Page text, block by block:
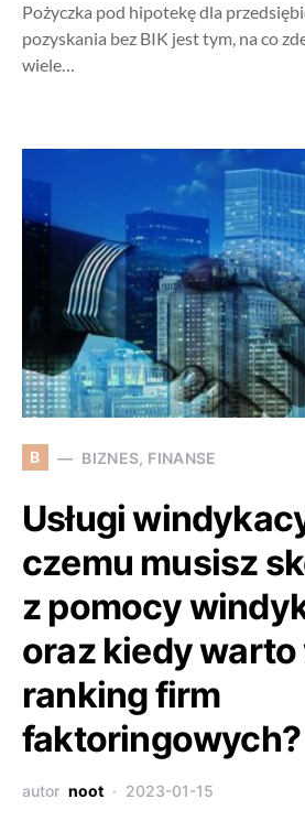
Pożyczka pod hipotekę dla
pozyskania bez BIK jest tym, na co
wiele…
B BIZNES, FINANSE
Usługi
czemu musisz
z pomocy
oraz kiedy
ranking firm
faktoringowych?
autor noot 2023-01-15